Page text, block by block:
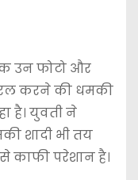
उन फोटो और
करने की धमकी
है। युवती ने
शादी भी तय
काफी परेशान है।